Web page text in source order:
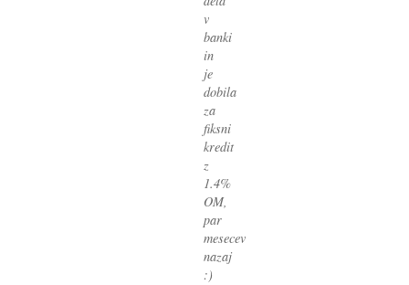
v
banki
in
je
dobila
za
fiksni
kredit
z
1.4%
OM,
par
mesecev
nazaj
:)